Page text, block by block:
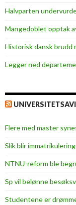
Halvparten
Mangedoblet opptak
Historisk dansk
Legger ned
Flere med master
Slik blir
NTNU-reform ble
Sp vil belønne
Studentene er